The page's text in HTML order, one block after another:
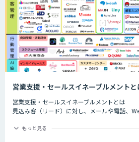
営業支援・セールスイネーブルメントと
営業支援・セールスイネーブルメントとは
見込み客（リード）に対し、メールや電話、
使して営業活動を行う内勤型の営業スタイル
ファーストコンタクトから成約にいたるまで
もっと見る